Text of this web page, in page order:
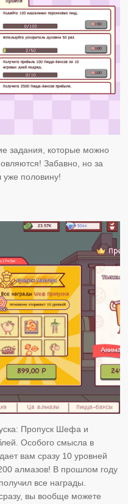
задания, которые можно
Забавно, но за
половину!
Пропуск Шефа и
Особого смысла в
вам сразу 10 уровней
алмазов! В прошлом году
все награды.
вы вообще можете